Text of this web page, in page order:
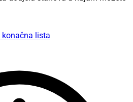
konačna lista